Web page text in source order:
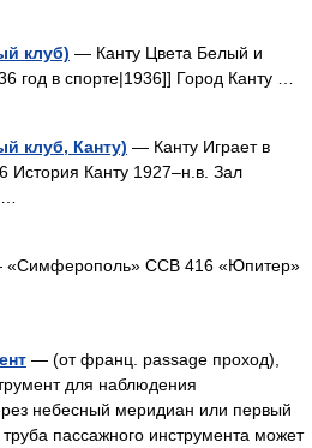
клуб) — Канту Цвета Белый и
год в спорте|1936]] Город Канту …
клуб, Канту) — Канту Играет в
История Канту 1927–н.в. Зал
ССВ 416 «Юпитер»
— (от франц. passage проход),
для наблюдения
небесный меридиан или первый
пассажного инструмента может